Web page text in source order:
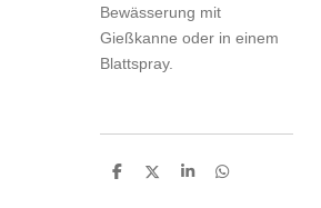
Bewässerung mit
Gießkanne oder in einem
Blattspray.
T
T
T
T